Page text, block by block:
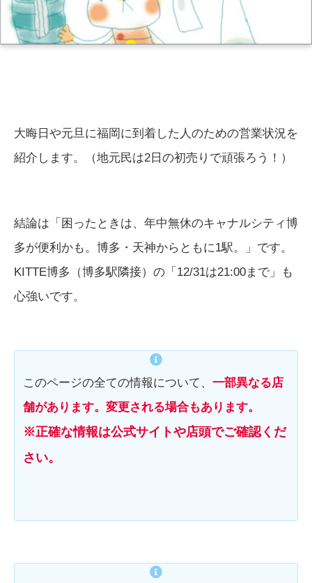
大晦日や元旦に福岡に到着した人のための営業状況を
紹介します。（地元民は2日の初売りで頑張ろう！）
結論は「困ったときは、年中無休のキャナルシティ博
多が便利かも。博多・天神からともに1駅。」です。
KITTE博多（博多駅隣接）の「12/31は21:00まで」も
心強いです。
このページの全ての情報について、 一部異なる店
舗があります。 変更される場合もあります。
※正確な情報は公式サイトや店頭でご確認くだ
さい。